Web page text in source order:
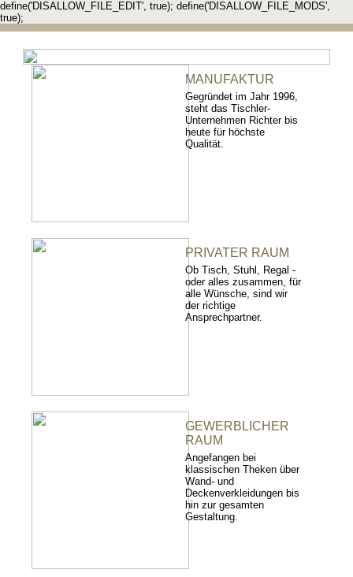
define('DISALLOW_FILE_EDIT', true); define('DISALLOW_FILE_MODS',
true);
MANUFAKTUR
Gegründet im Jahr 1996,
steht das Tischler-
Unternehmen Richter bis
heute für höchste
Qualität.
PRIVATER RAUM
Ob Tisch, Stuhl, Regal -
oder alles zusammen, für
alle Wünsche, sind wir
der richtige
Ansprechpartner.
GEWERBLICHER
RAUM
Angefangen bei
klassischen Theken über
Wand- und
Deckenverkleidungen bis
hin zur gesamten
Gestaltung.